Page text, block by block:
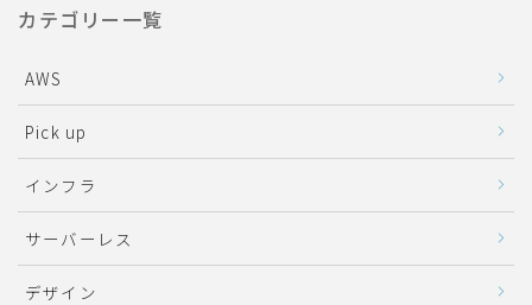
カテゴリー一覧
AWS
Pick up
インフラ
サーバーレス
デザイン